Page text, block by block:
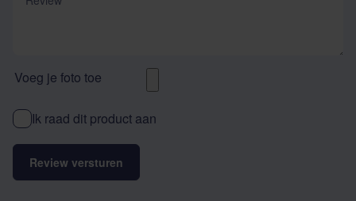
Voeg je foto toe
Ik raad dit product aan
Review versturen